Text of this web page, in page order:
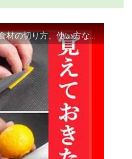
【ゆずの基本的な使い方をご紹介している動画です】食材の切り方、使い方など！Japanese food・decorative cut#和食レシピ日本料理案内所